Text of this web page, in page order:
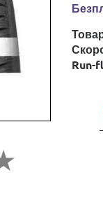
Run-